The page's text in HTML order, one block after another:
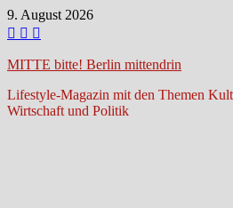
Zum
Inhalt
9. August 2026
MITTE bitte! Berlin mittendrin
Lifestyle-Magazin mit den Themen
Wirtschaft und Politik